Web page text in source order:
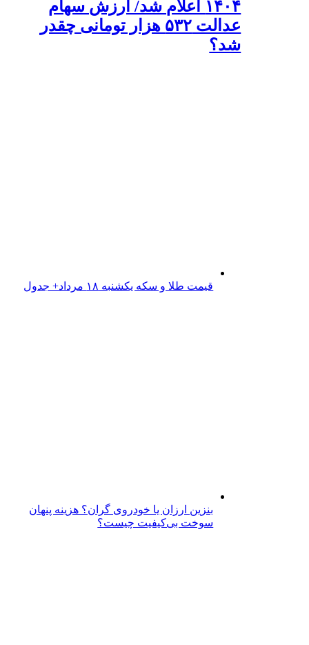
۱۴۰۴ اعلام شد/ ارزش سهام
عدالت ۵۳۲ هزار تومانی چقدر
شد؟
قیمت طلا و سکه یکشنبه ۱۸ مرداد+ جدول
بنزین ارزان یا خودروی گران؟ هزینه پنهان
سوخت بی‌کیفیت چیست؟